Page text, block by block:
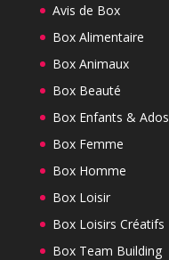
Avis de Box
Box Alimentaire
Box Animaux
Box Beauté
Box Enfants & Ados
Box Femme
Box Homme
Box Loisir
Box Loisirs Créatifs
Box Team Building